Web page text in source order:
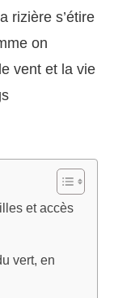
rizière s’étire
on
vent et la vie
et accès
vert, en